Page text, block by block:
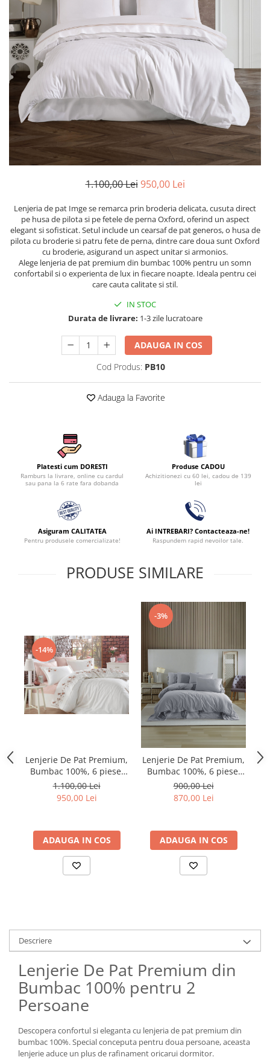
Cearceaf cu elastic
Cearceaf normal
Lenjerii De Pat Creponate
Lenjerii De Pat Bumbac Poplin 2
Persoane
Lenjerii De Pat Bumbac Poplin,
Matlasate, 2 Persoane
Lenjerii De Pat Bumbac Satinat 2
Persoane
Lenjerii De Pat Volanase
Lenjerii De Pat, Finet Premium 3D,
Lenjerii De Pat Catifea
Lenjerii De Pat Cocolino
Set Lenjerie De Pat Blana
Artificiala De Iepure, 6 Piese, 2
Persoane
Set Lenjerie Pat Blanita Iepure, 6
Lenjerii De Pat Premium Collection
Set Lenjerie De Pat, 7 Piese, Cu
Pilota / Cuvertura Inclusa
Set Lenjerie De Pat Jacquard Regal,
Lenjerii Damasc Egiptean King Size
Lenjerii De Pat Damasc 1 Persoana
Lenjerii De Pat, Imprimeu 3D, 1
Persoana
1.100,00 Lei 950,00 Lei
Lenjeria de pat Imge se remarca prin broderia delicata, cusuta direct
pe husa de pilota si pe fetele de perna Oxford, oferind un aspect
elegant si sofisticat. Setul include un cearsaf de pat generos, o husa de
pilota cu broderie si patru fete de perna, dintre care doua sunt Oxford
cu broderie, asigurand un aspect unitar si armonios.
Alege lenjeria de pat premium din bumbac 100% pentru un somn
confortabil si o experienta de lux in fiecare noapte. Ideala pentru cei
care cauta calitate si stil.
IN STOC
Durata de livrare: 1-3 zile lucratoare
ADAUGA IN COS
Cod Produs: PB10
Adauga la Favorite
Platesti cum DORESTI
Ramburs la livrare, online cu cardul
sau pana la 6 rate fara dobanda
Produse CADOU
Achizitionezi cu 60 lei, cadou de 139
lei
Asiguram CALITATEA
Pentru produsele comercializate!
Ai INTREBARI? Contacteaza-ne!
Raspundem rapid nevoilor tale.
PRODUSE SIMILARE
-14%
Lenjerie De Pat Premium,
Bumbac 100%, 6 piese,
Anetta
1.100,00 Lei
950,00 Lei
ADAUGA IN COS
-3%
Lenjerie De Pat Premium,
Bumbac 100%, 6 piese,
Garcia, Antrasit
900,00 Lei
870,00 Lei
ADAUGA IN COS
Descriere
Lenjerie De Pat Premium din
Bumbac 100% pentru 2
Persoane
Descopera confortul si eleganta cu lenjeria de pat premium din
bumbac 100%. Special conceputa pentru doua persoane, aceasta
lenjerie aduce un plus de rafinament oricarui dormitor.